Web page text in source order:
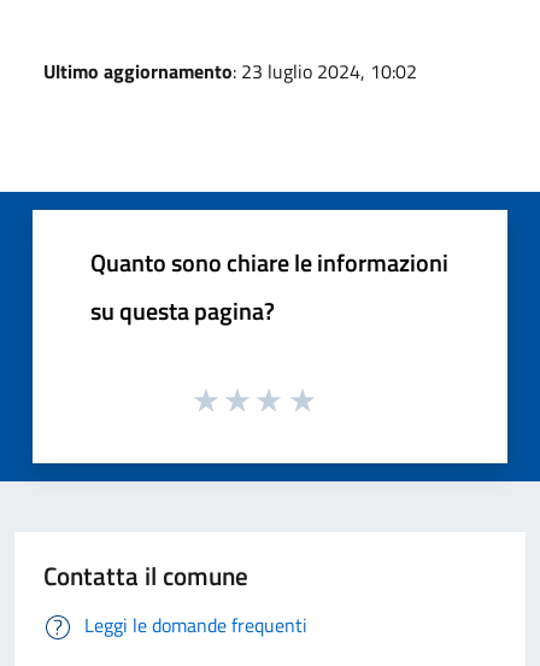
Ultimo aggiornamento: 23 luglio 2024, 10:02
Quanto sono chiare le informazioni
su questa pagina?
Contatta il comune
Leggi le domande frequenti